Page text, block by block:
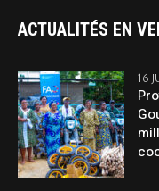
ACTUALITÉS EN
16